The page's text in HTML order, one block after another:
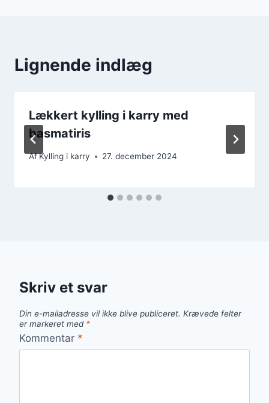
Lignende indlæg
Lækkert kylling i karry med
basmatiris
AfKylling i karry 27. december 2024
Skriv et svar
Din e-mailadresse vil ikke blive publiceret. Krævede felter
er markeret med *
Kommentar *